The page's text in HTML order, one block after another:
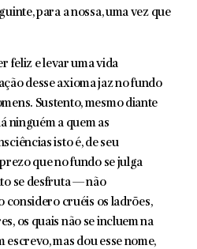
para a nossa, uma vez que
feliz e levar uma vida
desse axioma jaz no fundo
Sustento, mesmo diante
ninguém a quem as
isto é, de seu
que no fundo se julga
se desfruta — não
considero cruéis os ladrões,
os quais não se incluem na
escrevo, mas dou esse nome,